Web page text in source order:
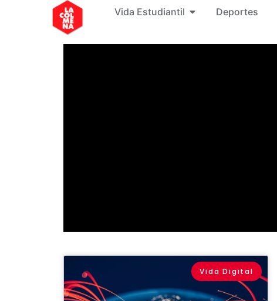
Vida Estudiantil Deportes
Vida Digital